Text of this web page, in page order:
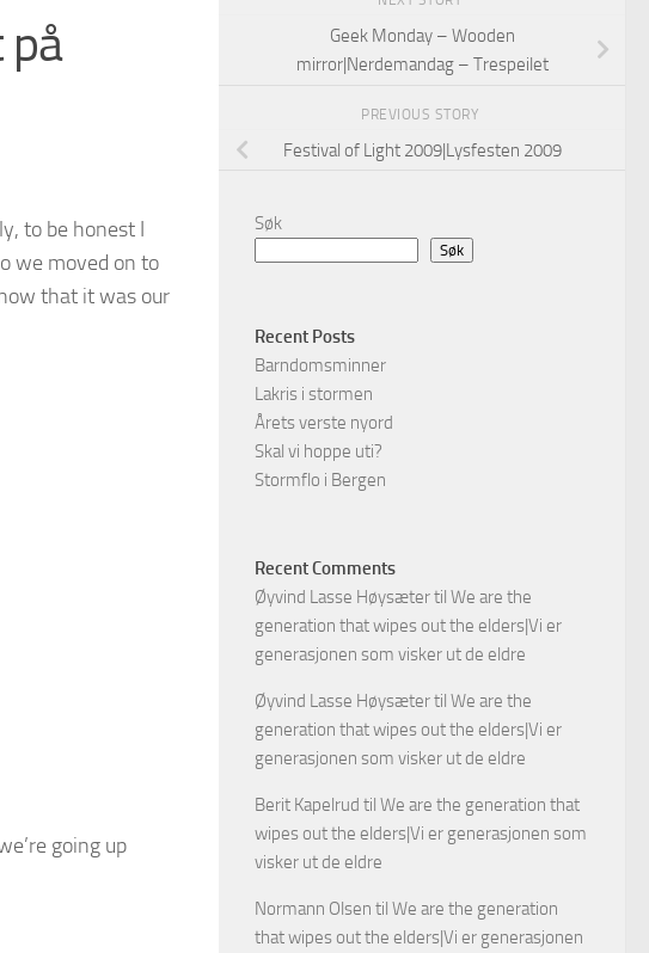
på
to be honest I
we moved on to
that it was our
going up
Geek Monday – Wooden
mirror|Nerdemandag – Trespeilet
PREVIOUS STORY
Festival of Light 2009|Lysfesten 2009
Søk
Søk
Recent Posts
Barndomsminner
Lakris i stormen
Årets verste nyord
Skal vi hoppe uti?
Stormflo i Bergen
Recent Comments
Øyvind Lasse Høysætertil We are the
generation that wipes out the elders|Vi er
generasjonen som visker ut de eldre
Øyvind Lasse Høysætertil We are the
generation that wipes out the elders|Vi er
generasjonen som visker ut de eldre
Berit Kapelrud til We are the generation that
wipes out the elders|Vi er generasjonen som
visker ut de eldre
Normann Olsen til We are the generation
that wipes out the elders|Vi er generasjonen